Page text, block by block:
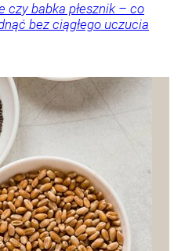
czy babka płesznik – co
bez ciągłego uczucia